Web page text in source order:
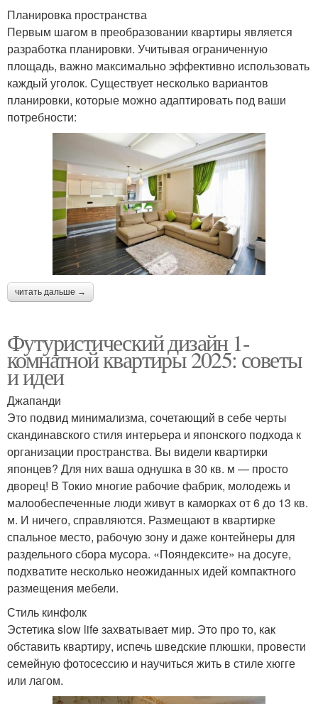
Планировка пространства
Первым шагом в преобразовании квартиры является
разработка планировки. Учитывая ограниченную
площадь, важно максимально эффективно использовать
каждый уголок. Существует несколько вариантов
планировки, которые можно адаптировать под ваши
потребности:
читать дальше →
Футуристический дизайн 1-
комнатной квартиры 2025: советы
и идеи
Джапанди
Это подвид минимализма, сочетающий в себе черты
скандинавского стиля интерьера и японского подхода к
организации пространства. Вы видели квартирки
японцев? Для них ваша однушка в 30 кв. м — просто
дворец! В Токио многие рабочие фабрик, молодежь и
малообеспеченные люди живут в каморках от 6 до 13 кв.
м. И ничего, справляются. Размещают в квартирке
спальное место, рабочую зону и даже контейнеры для
раздельного сбора мусора. «Пояндексите» на досуге,
подхватите несколько неожиданных идей компактного
размещения мебели.
Стиль кинфолк
Эстетика slow life захватывает мир. Это про то, как
обставить квартиру, испечь шведские плюшки, провести
семейную фотосессию и научиться жить в стиле хюгге
или лагом.